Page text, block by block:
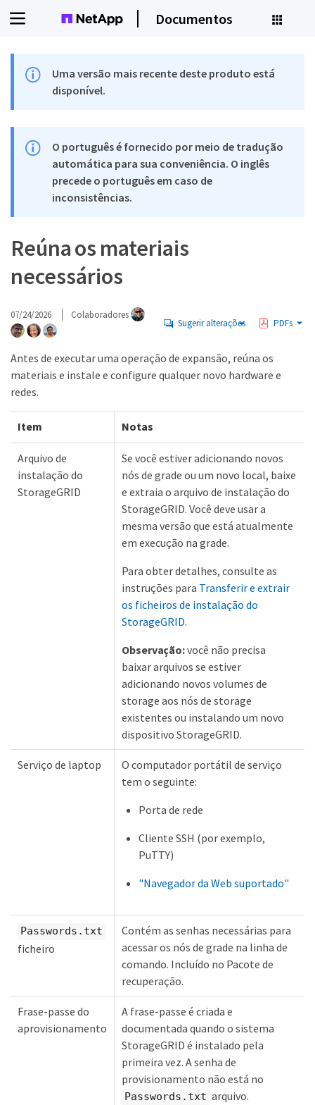
Documentos
Uma versão mais recente deste produto está
disponível.
O português é fornecido por meio de tradução
automática para sua conveniência. O inglês
precede o português em caso de
inconsistências.
Reúna os materiais
necessários
07/24/2026 Colaboradores
Sugerir alterações PDFs
Antes de executar uma operação de expansão, reúna os
materiais e instale e configure qualquer novo hardware e
redes.
Item Notas
Arquivo de
instalação do
StorageGRID
Se você estiver adicionando novos
nós de grade ou um novo local, baixe
e extraia o arquivo de instalação do
StorageGRID. Você deve usar a
mesma versão que está atualmente
em execução na grade.
Para obter detalhes, consulte as
instruções para Transferir e extrair
os ficheiros de instalação do
StorageGRID.
Observação:você não precisa
baixar arquivos se estiver
adicionando novos volumes de
storage aos nós de storage
existentes ou instalando um novo
dispositivo StorageGRID.
Serviço de laptop
O computador portátil de serviço
tem o seguinte:
Porta de rede
Cliente SSH (por exemplo,
PuTTY)
"Navegador da Web suportado"
Passwords.txt
ficheiro
Contém as senhas necessárias para
acessar os nós de grade na linha de
comando. Incluído no Pacote de
recuperação.
Frase-passe do
aprovisionamento
A frase-passe é criada e
documentada quando o sistema
StorageGRID é instalado pela
primeira vez. A senha de
provisionamento não está no
Passwords.txt arquivo.